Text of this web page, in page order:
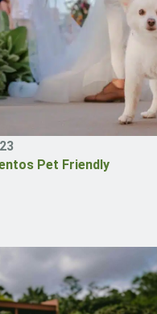
Pet Friendly